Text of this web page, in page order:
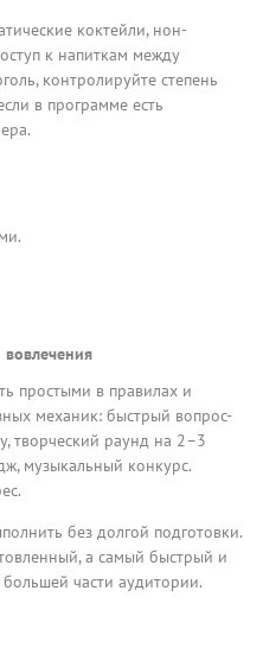
коктейли, нон-
к напиткам между
контролируйте степень
в программе есть
простыми в правилах и
механик: быстрый вопрос-
творческий раунд на 2–3
музыкальный конкурс.
без долгой подготовки.
а самый быстрый и
части аудитории.